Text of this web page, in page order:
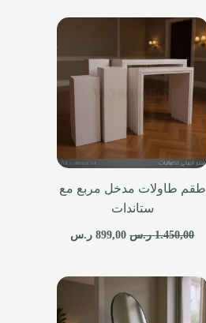
طقم طاولات مدخل مربع مع
ستاندات
1.450,00 ر.س 899,00 ر.س